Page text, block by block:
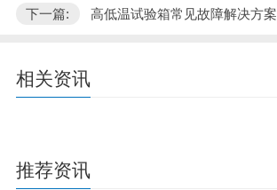
下一篇:
高低温试验箱常见故障解决方案
相关资讯
推荐资讯